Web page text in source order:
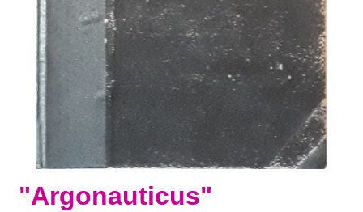
"Argonauticus"